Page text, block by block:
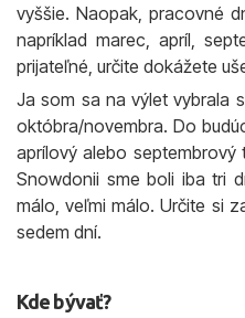
vyššie. Naopak, pracovné
napríklad marec, apríl,
prijateľné, určite dokážete
Ja som sa na výlet vybrala
októbra/novembra. Do
aprílový alebo septembrový
Snowdonii sme boli iba tri
málo, veľmi málo. Určite si
sedem dní.
Kde bývať?